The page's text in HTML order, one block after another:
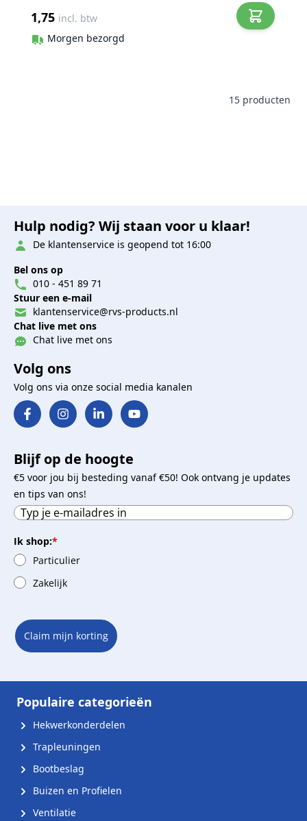
1,75 incl. btw
Morgen bezorgd
15 producten
Hulp nodig? Wij staan voor u klaar!
De klantenservice is geopend tot 16:00
Bel ons op
010 - 451 89 71
Stuur een e-mail
klantenservice@rvs-products.nl
Chat live met ons
Chat live met ons
Volg ons
Volg ons via onze social media kanalen
Blijf op de hoogte
€5 voor jou bij besteding vanaf €50! Ook ontvang je updates
en tips van ons!
Ik shop:*
Particulier
Zakelijk
Claim mijn korting
Populaire categorieën
Hekwerkonderdelen
Trapleuningen
Bootbeslag
Buizen en Profielen
Ventilatie